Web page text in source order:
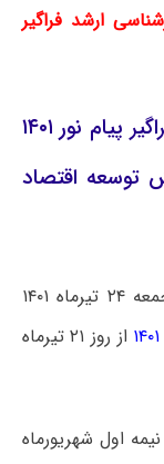
ارشد فراگیر
زمان برگزاری آزمون کارشناسی ارشد فراگیر پیام نور ۱۴۰۱
توسعه اقتصاد
روز جمعه ۲۴ تیرماه ۱۴۰۱
از روز ۲۱ تیرماه
نیمه اول شهریورماه